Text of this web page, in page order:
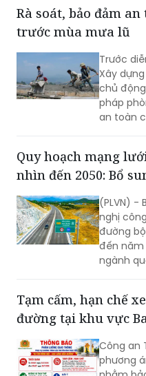
Trước
Xây
chủ
pháp
an toàn
chế
gây ra.
Quy hoạch mạng
(PLVN) -
nghị
đường
đến
ngành
phát
phạm vi
huy
trung
cảng
đầu mối
Tạm cấm, hạn chế
Công an
phương
nhằm
tự giao
cầu